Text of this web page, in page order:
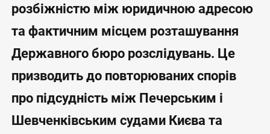
розбіжністю між юридичною адресою
та фактичним місцем розташування
Державного бюро розслідувань. Це
призводить до повторюваних спорів
про підсудність між Печерським і
Шевченківським судами Києва та